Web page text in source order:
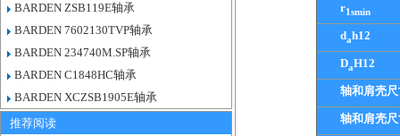
BARDEN ZSB119E轴承
BARDEN 7602130TVP轴承
BARDEN 234740M.SP轴承
BARDEN C1848HC轴承
BARDEN XCZSB1905E轴承
推荐阅读
r1smin
dah12
DaH12
轴和肩壳
轴和肩壳